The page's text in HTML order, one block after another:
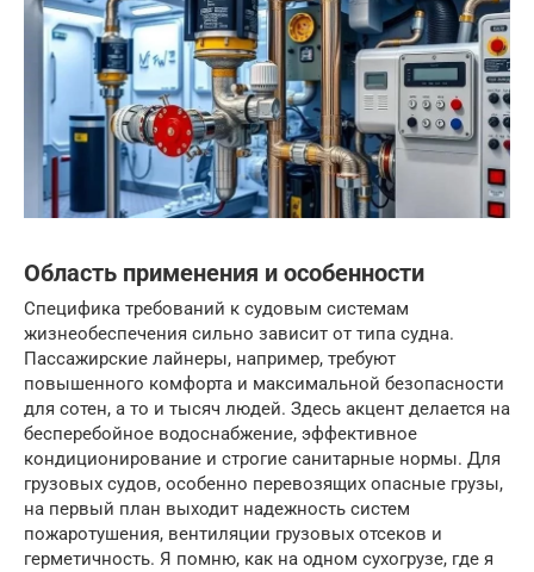
Область применения и особенности
Специфика требований к судовым системам
жизнеобеспечения сильно зависит от типа судна.
Пассажирские лайнеры, например, требуют
повышенного комфорта и максимальной безопасности
для сотен, а то и тысяч людей. Здесь акцент делается на
бесперебойное водоснабжение, эффективное
кондиционирование и строгие санитарные нормы. Для
грузовых судов, особенно перевозящих опасные грузы,
на первый план выходит надежность систем
пожаротушения, вентиляции грузовых отсеков и
герметичность. Я помню, как на одном сухогрузе, где я